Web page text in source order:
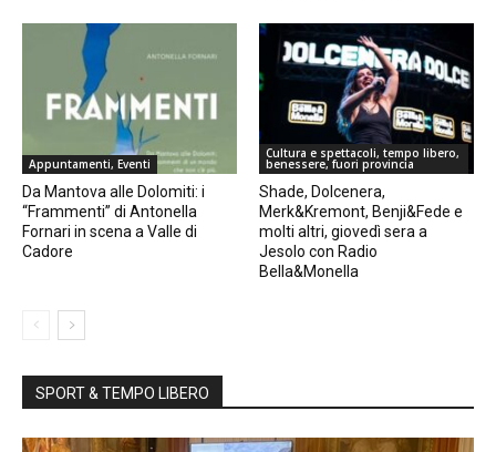
Appuntamenti, Eventi
Da Mantova alle Dolomiti: i
“Frammenti” di Antonella
Fornari in scena a Valle di
Cadore
Cultura e spettacoli, tempo libero,
benessere, fuori provincia
Shade, Dolcenera,
Merk&Kremont, Benji&Fede e
molti altri, giovedì sera a
Jesolo con Radio
Bella&Monella
SPORT & TEMPO LIBERO